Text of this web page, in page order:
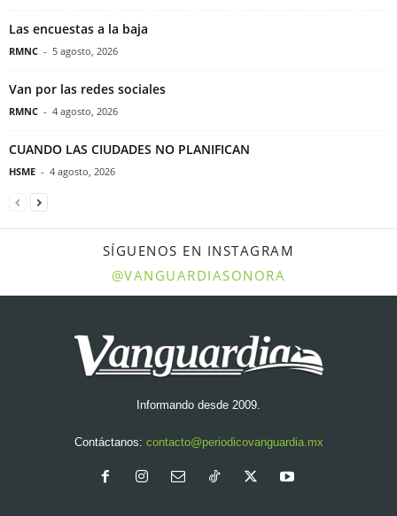
Las encuestas a la baja
RMNC - 5 agosto, 2026
Van por las redes sociales
RMNC - 4 agosto, 2026
CUANDO LAS CIUDADES NO PLANIFICAN
HSME - 4 agosto, 2026
SÍGUENOS EN INSTAGRAM
@VANGUARDIASONORA
Informando desde 2009.
Contáctanos: contacto@periodicovanguardia.mx